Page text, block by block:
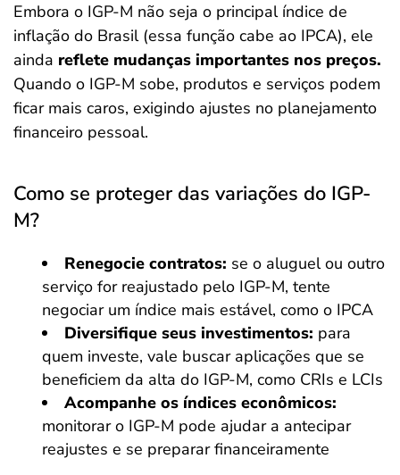
Embora o IGP-M não seja o principal índice de
inflação do Brasil (essa função cabe ao IPCA), ele
ainda reflete mudanças importantes nos preços.
Quando o IGP-M sobe, produtos e serviços podem
ficar mais caros, exigindo ajustes no planejamento
financeiro pessoal.
Como se proteger das variações do IGP-
M?
Renegocie contratos: se o aluguel ou outro
serviço for reajustado pelo IGP-M, tente
negociar um índice mais estável, como o IPCA
Diversifique seus investimentos: para
quem investe, vale buscar aplicações que se
beneficiem da alta do IGP-M, como CRIs e LCIs
Acompanhe os índices econômicos:
monitorar o IGP-M pode ajudar a antecipar
reajustes e se preparar financeiramente